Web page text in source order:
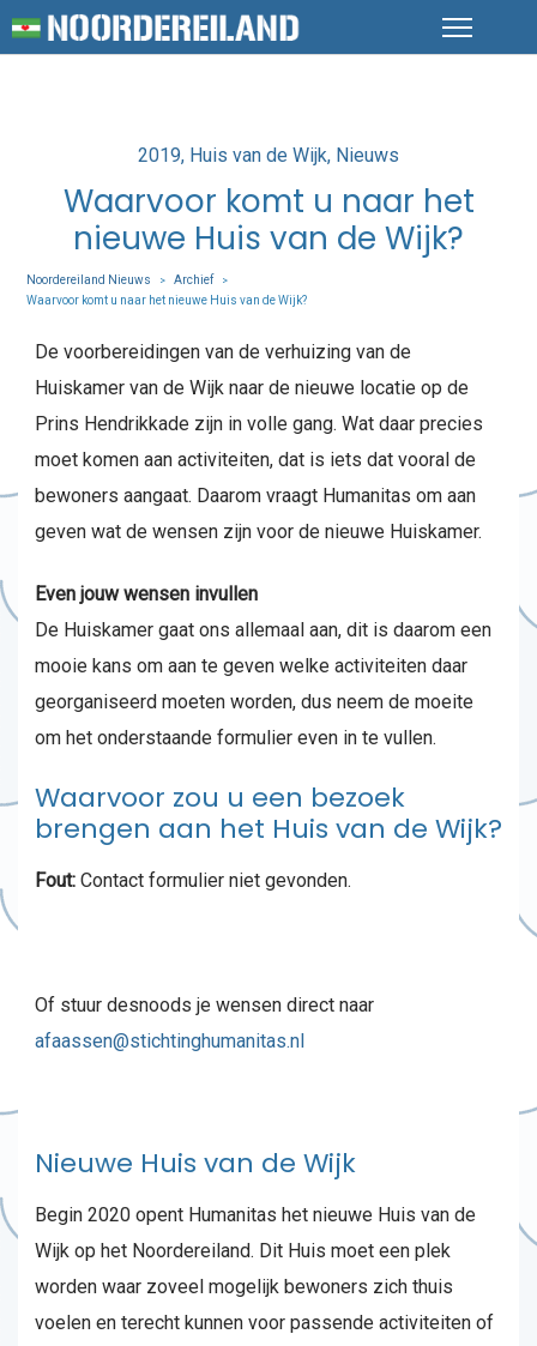
Posted
2019 Huis van de Wijk Nieuws
Waarvoor komt u naar het
nieuwe Huis van de Wijk?
Noordereiland Nieuws > Archief >
Waarvoor komt u naar het nieuwe Huis van de Wijk?
De voorbereidingen van de verhuizing van de
Huiskamer van de Wijk naar de nieuwe locatie op de
Prins Hendrikkade zijn in volle gang. Wat daar precies
moet komen aan activiteiten, dat is iets dat vooral de
bewoners aangaat. Daarom vraagt Humanitas om aan
geven wat de wensen zijn voor de nieuwe Huiskamer.
Even jouw wensen invullen
De Huiskamer gaat ons allemaal aan, dit is daarom een
mooie kans om aan te geven welke activiteiten daar
georganiseerd moeten worden, dus neem de moeite
om het onderstaande formulier even in te vullen.
Waarvoor zou u een bezoek
brengen aan het Huis van de Wijk?
Fout: Contact formulier niet gevonden.
Of stuur desnoods je wensen direct naar
afaassen@stichtinghumanitas.nl
Nieuwe Huis van de Wijk
Begin 2020 opent Humanitas het nieuwe Huis van de
Wijk op het Noordereiland. Dit Huis moet een plek
worden waar zoveel mogelijk bewoners zich thuis
voelen en terecht kunnen voor passende activiteiten of